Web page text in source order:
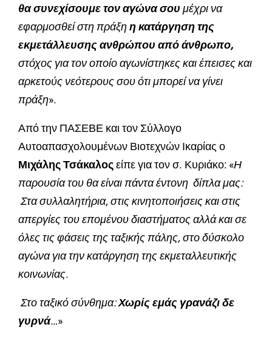
θα συνεχίσουμε τον αγώνα σου μέχρι να
εφαρμοσθεί στη πράξηη κατάργηση της
εκμετάλλευσης ανθρώπου από άνθρωπο,
στόχος για τον οποίο αγωνίστηκες και έπεισες και
αρκετούς νεότερους σου ότι μπορεί να γίνει
πράξη».
Από την ΠΑΣΕΒΕ και τον Σύλλογο
Αυτοαπασχολουμένων Βιοτεχνών Ικαρίας ο
Μιχάλης Τσάκαλοςείπε για τον σ. Κυριάκο: «Η
παρουσία του θα είναι πάντα έντονη δίπλα μας:
Στα συλλαλητήρια, στις κινητοποιήσεις και στις
απεργίες του επομένου διαστήματος αλλά και σε
όλες τις φάσεις της ταξικής πάλης, στο δύσκολο
αγώνα για την κατάργηση της εκμεταλλευτικής
κοινωνίας.
Στο ταξικό σύνθημα:Χωρίςεμάς γρανάζι δε
γυρνά…»